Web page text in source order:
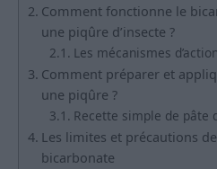
Comment fonctionne le
une piqûre d’insecte ?
Les mécanismes
Comment préparer et
une piqûre ?
Recette simple de pâte
Les limites et précautions
bicarbonate